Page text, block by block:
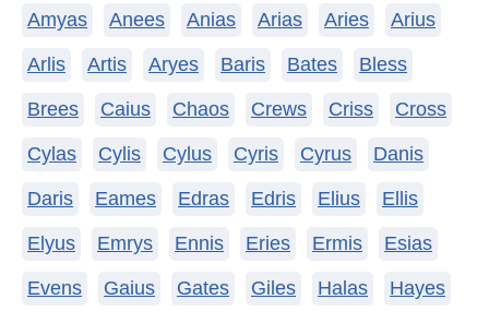
Amyas Anees Anias Arias Aries Arius
Arlis Artis Aryes Baris Bates Bless
Brees Caius Chaos Crews Criss Cross
Cylas Cylis Cylus Cyris Cyrus Danis
Daris Eames Edras Edris Elius Ellis
Elyus Emrys Ennis Eries Ermis Esias
Evens Gaius Gates Giles Halas Hayes